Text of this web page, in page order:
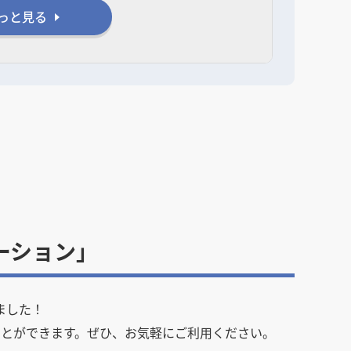
と見る
ョン」
た！
できます。ぜひ、お気軽にご利用ください。